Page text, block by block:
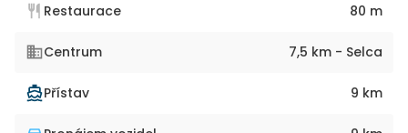
Restaurace 80 m
Centrum 7,5 km - Selca
Přístav 9 km